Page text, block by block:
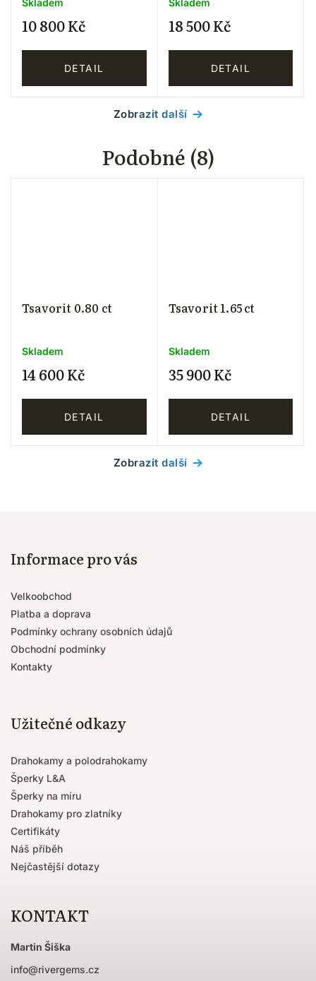
Skladem
10 800 Kč
DETAIL
Skladem
18 500 Kč
DETAIL
Zobrazit další
Podobné (8)
Tsavorit 0.80 ct
Skladem
14 600 Kč
DETAIL
Tsavorit 1.65 ct
Skladem
35 900 Kč
DETAIL
Zobrazit další
Informace pro vás
Velkoobchod
Platba a doprava
Podmínky ochrany osobních údajů
Obchodní podmínky
Kontakty
Užitečné odkazy
Drahokamy a polodrahokamy
Šperky L&A
Šperky na míru
Drahokamy pro zlatníky
Certifikáty
Náš příběh
Nejčastější dotazy
KONTAKT
Martin Šiška
info@rivergems.cz